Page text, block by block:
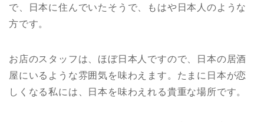
で、日本に住んでいたそうで、もはや日本人のような
方です。
お店のスタッフは、ほぼ日本人ですので、日本の居酒
屋にいるような雰囲気を味わえます。たまに日本が恋
しくなる私には、日本を味わえれる貴重な場所です。